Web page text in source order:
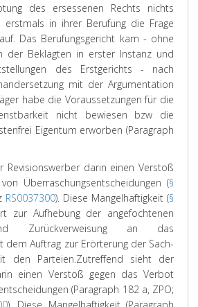
des ersessenen Rechts nichts
erstmals in ihrer Berufung die Frage
Das Berufungsgericht kam - ohne
der Beklagten in erster Instanz und
des Erstgerichts - nach
mit der Argumentation
habe die Voraussetzungen für die
nicht bewiesen bzw die
Eigentum erworben (Paragraph
Revisionswerber darin einen Verstoß
Überraschungsentscheidungen (§
RS0037300). Diese Mangelhaftigkeit (§
zur Aufhebung der angefochtenen
Zurückverweisung an das
dem Auftrag zur Erörterung der Sach-
den Parteien.Zutreffend sieht der
einen Verstoß gegen das Verbot
(Paragraph 182 a, ZPO;